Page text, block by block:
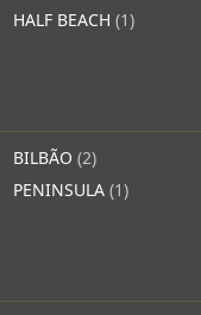
HALF BEACH (1)
BILBÃO (2)
PENINSULA (1)